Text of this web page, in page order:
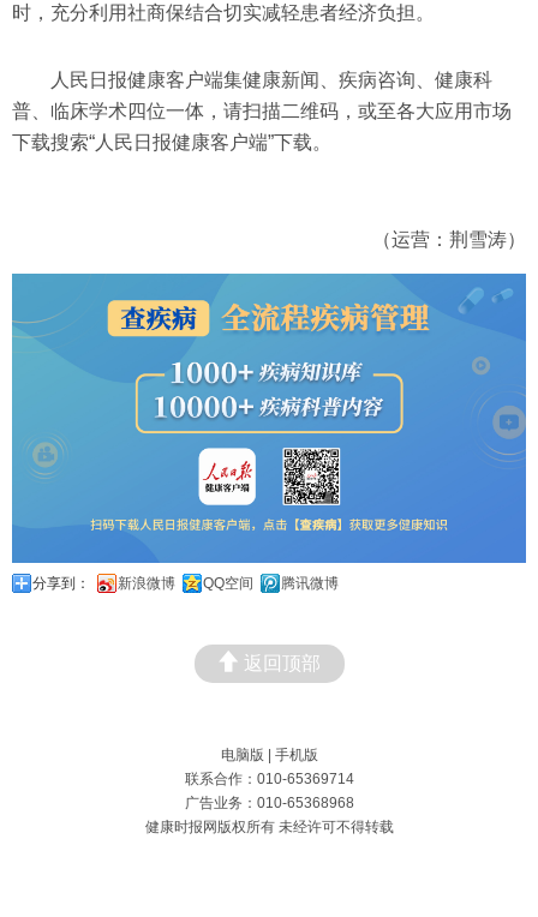
时，充分利用社商保结合切实减轻患者经济负担。
人民日报健康客户端集健康新闻、疾病咨询、健康科
普、临床学术四位一体，请扫描二维码，或至各大应用市场
下载搜索“人民日报健康客户端”下载。
（运营：荆雪涛）
分享到： 新浪微博 QQ空间 腾讯微博
返回顶部
电脑版 | 手机版
联系合作：010-65369714
广告业务：010-65368968
健康时报网版权所有 未经许可不得转载